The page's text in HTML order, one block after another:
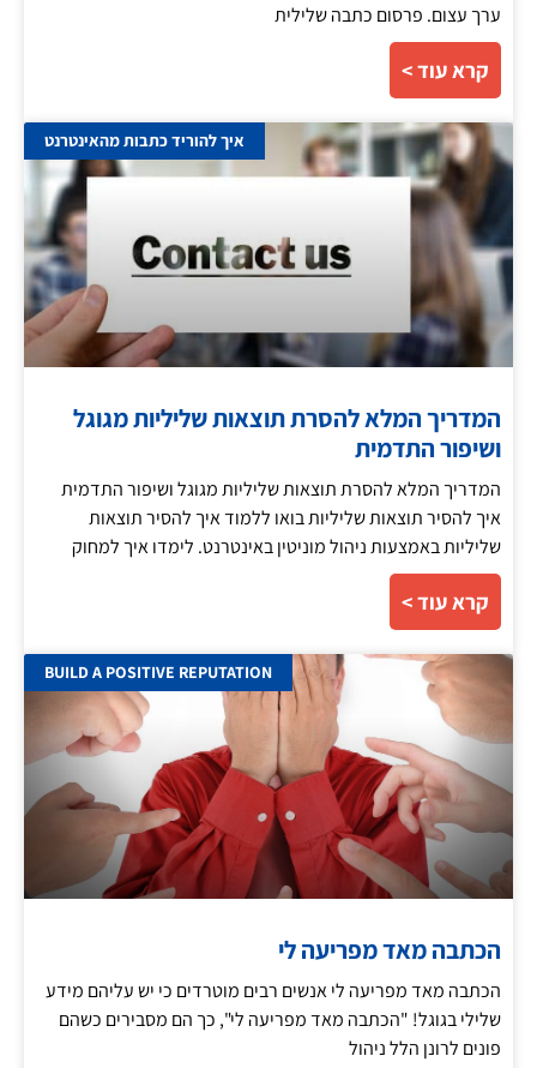
ערך עצום. פרסום כתבה שלילית
קרא עוד >
איך להוריד כתבות מהאינטרנט
המדריך המלא להסרת תוצאות שליליות מגוגל
ושיפור התדמית
המדריך המלא להסרת תוצאות שליליות מגוגל ושיפור התדמית
איך להסיר תוצאות שליליות בואו ללמוד איך להסיר תוצאות
שליליות באמצעות ניהול מוניטין באינטרנט. לימדו איך למחוק
קרא עוד >
BUILD A POSITIVE REPUTATION
הכתבה מאד מפריעה לי
הכתבה מאד מפריעה לי אנשים רבים מוטרדים כי יש עליהם מידע
שלילי בגוגל! "הכתבה מאד מפריעה לי", כך הם מסבירים כשהם
פונים לרונן הלל ניהול